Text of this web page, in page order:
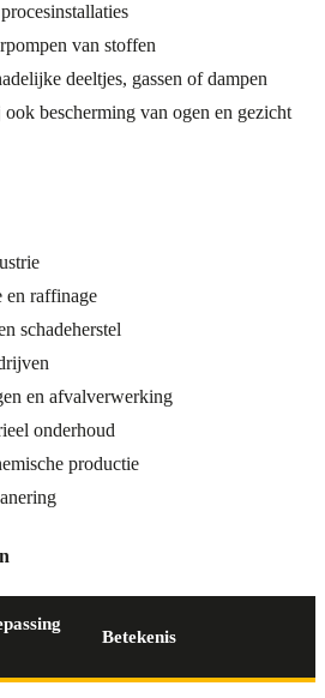
van stoffen
deeltjes, gassen of dampen
bescherming van ogen en gezicht
en raffinage
schadeherstel
en afvalverwerking
onderhoud
productie
Betekenis